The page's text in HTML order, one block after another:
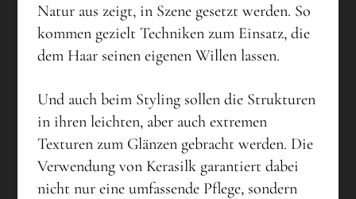
Natur aus zeigt, in Szene gesetzt werden. So
kommen gezielt Techniken zum Einsatz, die
dem Haar seinen eigenen Willen lassen.
Und auch beim Styling sollen die Strukturen
in ihren leichten, aber auch extremen
Texturen zum Glänzen gebracht werden. Die
Verwendung von Kerasilk garantiert dabei
nicht nur eine umfassende Pflege, sondern